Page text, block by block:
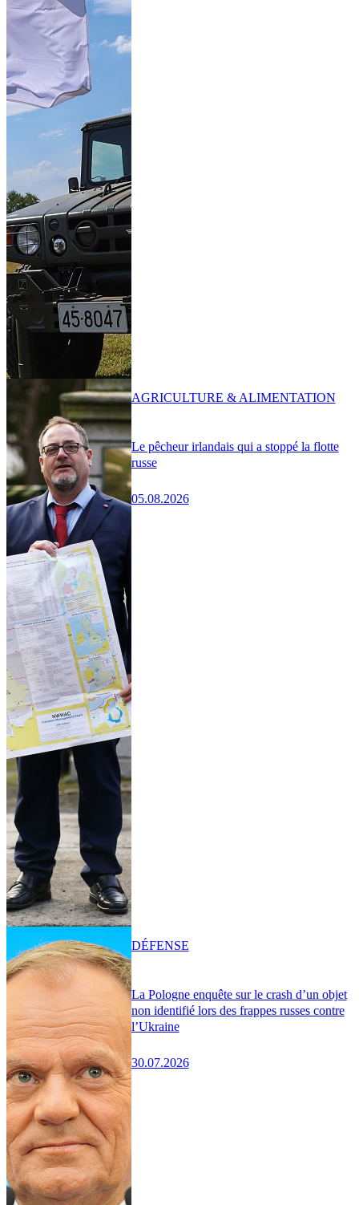
Le pêcheur irlandais qui a stoppé la flotte
russe
05.08.2026
AGRICULTURE & ALIMENTATION
La Pologne enquête sur le crash d’un objet
non identifié lors des frappes russes contre
l’Ukraine
30.07.2026
DÉFENSE